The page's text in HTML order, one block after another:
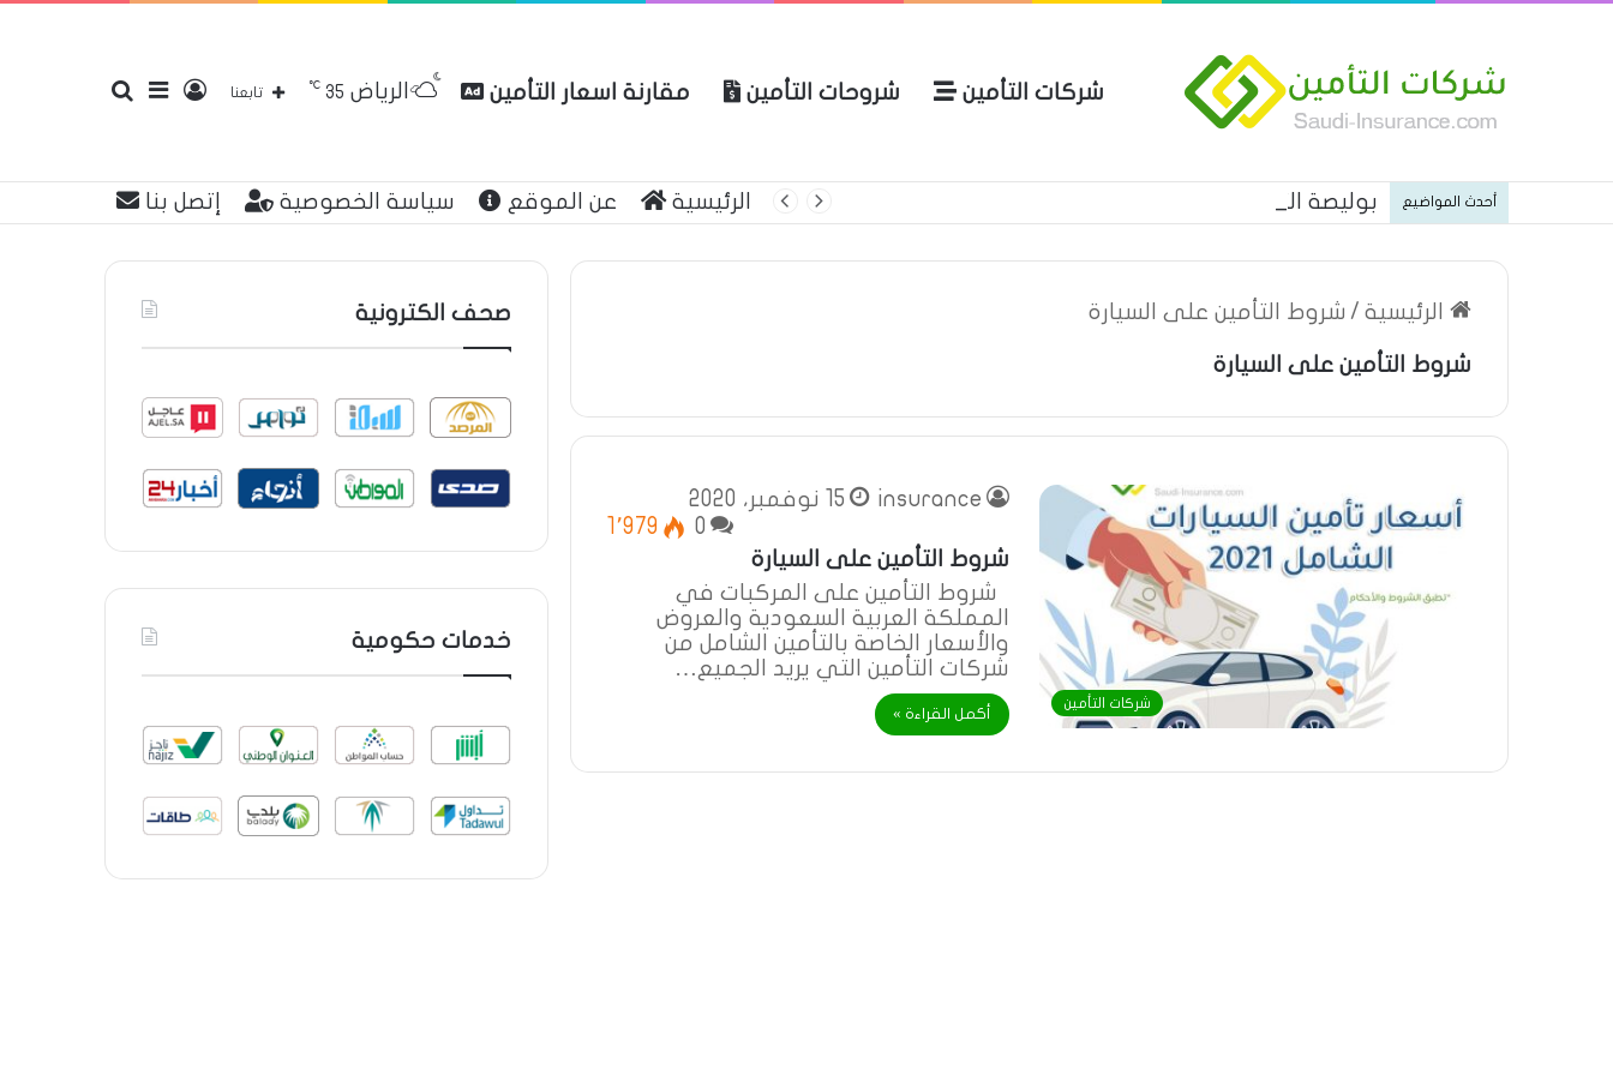
شركات التأمين شروحات التأمين مقارنة اسعار التأمين إضافة
عمود
تسجيل
الدخول
تابعنا الرياض 35
℃
أحدث المواضيع بوليصة التأمين العام من شركة العربية للتأمين الرئيسية عن الموقع سياسة الخصوصية إتصل بنا
الرئيسية / شروط التأمين على السيارة
شروط التأمين على السيارة
شركات التأمين
insurance
15 نوفمبر، 2020
0
1٬979
شروط التأمين على السيارة
شروط التأمين على المركبات في
المملكة العربية السعودية والعروض
والأسعار الخاصة بالتأمين الشامل من
شركات التأمين التي يريد الجميع…
أكمل القراءة »
صحف الكترونية
خدمات حكومية